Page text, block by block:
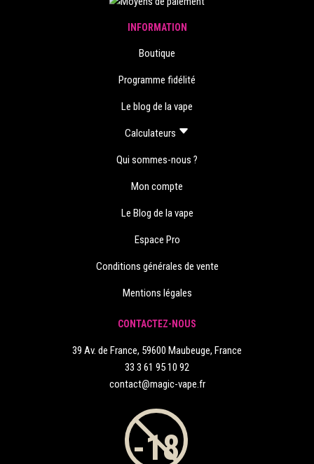
INFORMATION
Boutique
Programme fidélité
Le blog de la vape
Calculateurs
Qui sommes-nous ?
Mon compte
Le Blog de la vape
Espace Pro
Conditions générales de vente
Mentions légales
CONTACTEZ-NOUS
39 Av. de France, 59600 Maubeuge, France
33 3 61 95 10 92
contact@magic-vape.fr